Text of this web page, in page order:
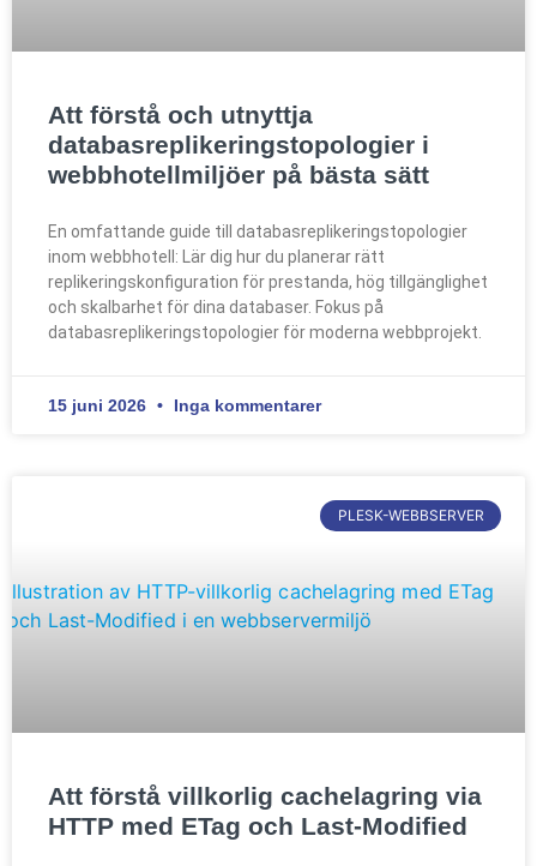
Att förstå och utnyttja
databasreplikeringstopologier i
webbhotellmiljöer på bästa sätt
En omfattande guide till databasreplikeringstopologier
inom webbhotell: Lär dig hur du planerar rätt
replikeringskonfiguration för prestanda, hög tillgänglighet
och skalbarhet för dina databaser. Fokus på
databasreplikeringstopologier för moderna webbprojekt.
15 juni 2026 Inga kommentarer
PLESK-WEBBSERVER
Att förstå villkorlig cachelagring via
HTTP med ETag och Last-Modified